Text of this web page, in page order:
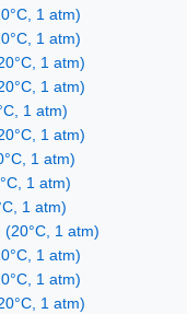
1 atm)
1 atm)
1 atm)
1 atm)
1 atm)
1 atm)
1 atm)
1 atm)
1 atm)
1 atm)
1 atm)
1 atm)
1 atm)